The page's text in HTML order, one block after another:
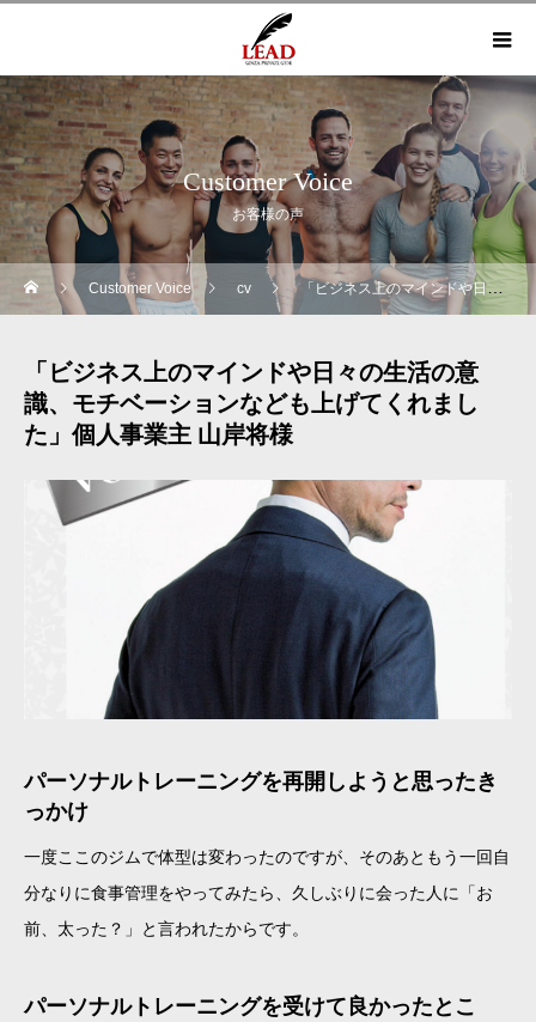
Customer Voice
お客様の声
Customer Voice cv 「ビジネス上のマインドや日々の生活の意識、モチベーションなども上げてくれました」個人事業主 山岸将様
「ビジネス上のマインドや日々の生活の意
識、モチベーションなども上げてくれまし
た」個人事業主 山岸将様
パーソナルトレーニングを再開しようと思ったき
っかけ
一度ここのジムで体型は変わったのですが、そのあともう一回自
分なりに食事管理をやってみたら、久しぶりに会った人に「お
前、太った？」と言われたからです。
パーソナルトレーニングを受けて良かったとこ